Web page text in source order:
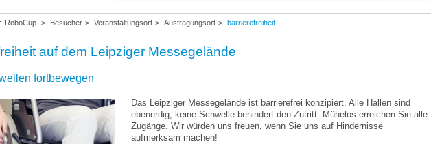
RoboCup > Besucher > Veranstaltungsort > Austragungsort > barrierefreiheit
auf dem Leipziger Messegelände
fortbewegen
Das Leipziger Messegelände ist barrierefrei konzipiert. Alle Hallen sind
ebenerdig, keine Schwelle behindert den Zutritt. Mühelos erreichen Sie alle
Zugänge. Wir würden uns freuen, wenn Sie uns auf Hindernisse
aufmerksam machen!